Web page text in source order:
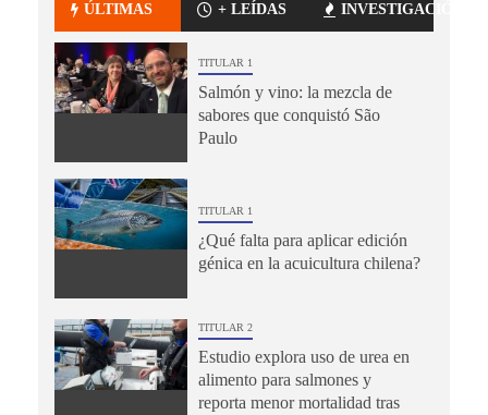
ÚLTIMAS + LEÍDAS INVESTIGACIÓN
TITULAR 1
Salmón y vino: la mezcla de
sabores que conquistó São
Paulo
TITULAR 1
¿Qué falta para aplicar edición
génica en la acuicultura chilena?
TITULAR 2
Estudio explora uso de urea en
alimento para salmones y
reporta menor mortalidad tras